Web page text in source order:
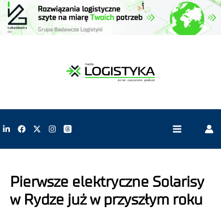
Pierwsze elektryczne Solarisy
w Rydze już w przyszłym roku